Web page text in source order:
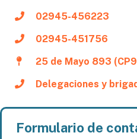
02945-456223
02945-451756
25 de Mayo 893
Delegaciones y
Formulario de